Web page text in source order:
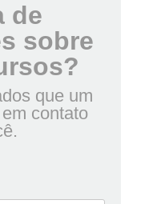
de
sobre
que um
contato